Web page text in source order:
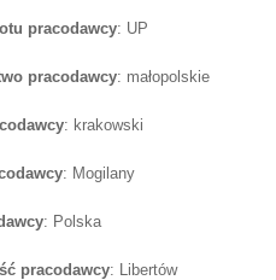
pracodawcy: UP
pracodawcy: małopolskie
: krakowski
: Mogilany
: Polska
pracodawcy: Libertów